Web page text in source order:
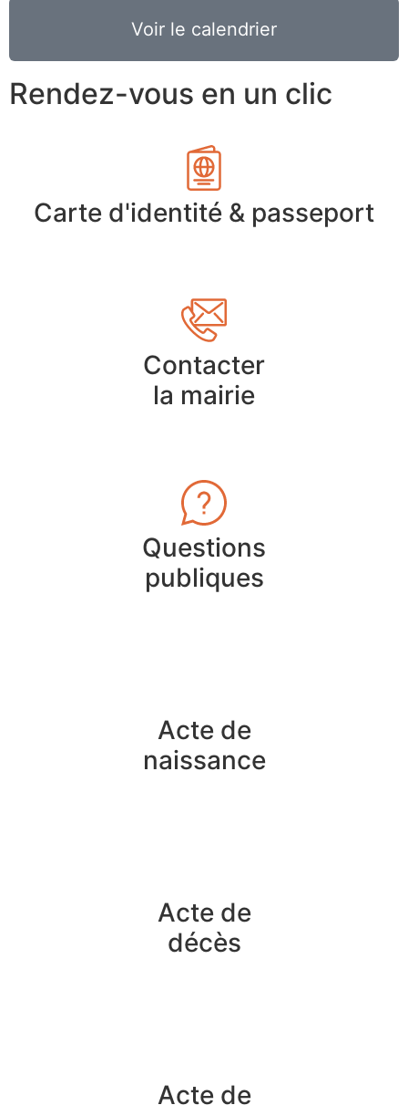
Voir le calendrier
Rendez-vous en un clic
Carte d'identité & passeport
Contacter
la mairie
Questions
publiques
Acte de
naissance
Acte de
décès
Acte de